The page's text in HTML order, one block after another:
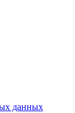
данных